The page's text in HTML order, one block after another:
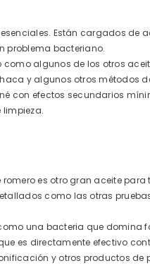
Están cargados de
problema bacteriano.
algunos de los otros
y algunos otros métodos
con efectos secundarios
limpieza.
es otro gran aceite
como las otras
una bacteria que domina
es directamente efectivo
y otros productos de